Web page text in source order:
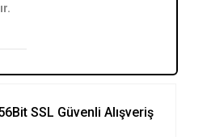
SSL Güvenli Alışveriş